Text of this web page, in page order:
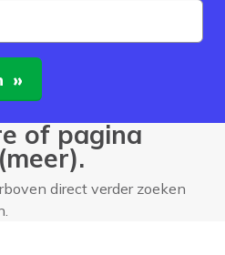
of pagina
direct verder zoeken